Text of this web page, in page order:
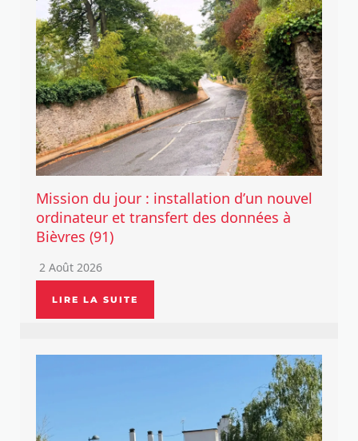
Mission du jour : installation d’un nouvel
ordinateur et transfert des données à
Bièvres (91)
2 Août 2026
LIRE LA SUITE